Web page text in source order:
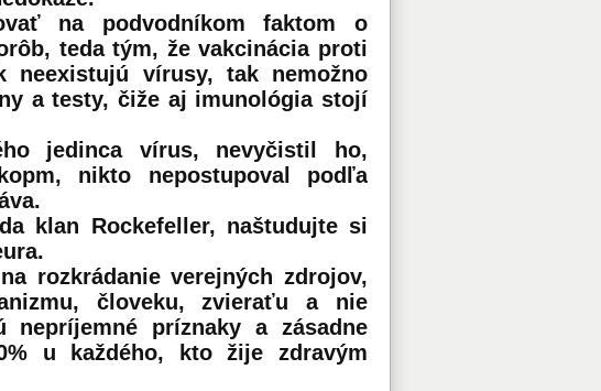
na podvodníkom faktom o
teda tým, že vakcinácia proti
neexistujú vírusy, tak nemožno
a testy, čiže aj imunológia stojí
jedinca vírus, nevyčistil ho,
nikto nepostupoval podľa
klan Rockefeller, naštudujte si
rozkrádanie verejných zdrojov,
človeku, zvieraťu a nie
príznaky a zásadne
u každého, kto žije zdravým